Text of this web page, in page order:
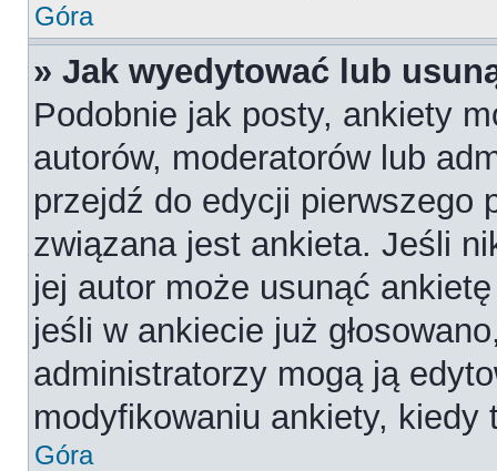
Góra
» Jak wyedytować lub
Podobnie jak posty, ankiety
autorów, moderatorów lub
przejdź do edycji pierwszego
związana jest ankieta. Jeśli
jej autor może usunąć
jeśli w ankiecie już
administratorzy mogą ją
modyfikowaniu ankiety, kiedy
Góra